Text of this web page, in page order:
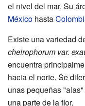
el nivel del mar. Su
México hasta
Existe una variedad
cheirophorum var.
encuentra
hacia el norte. Se
unas pequeñas
una parte de la flor.